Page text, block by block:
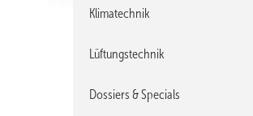
Für Personen mit einem Zertifikat der
Kohlenstoffdioxid oder Ammoniak)
praktische Teil des Auffrischungskurses
Klimatechnik
Lüftungstechnik
Dossiers & Specials